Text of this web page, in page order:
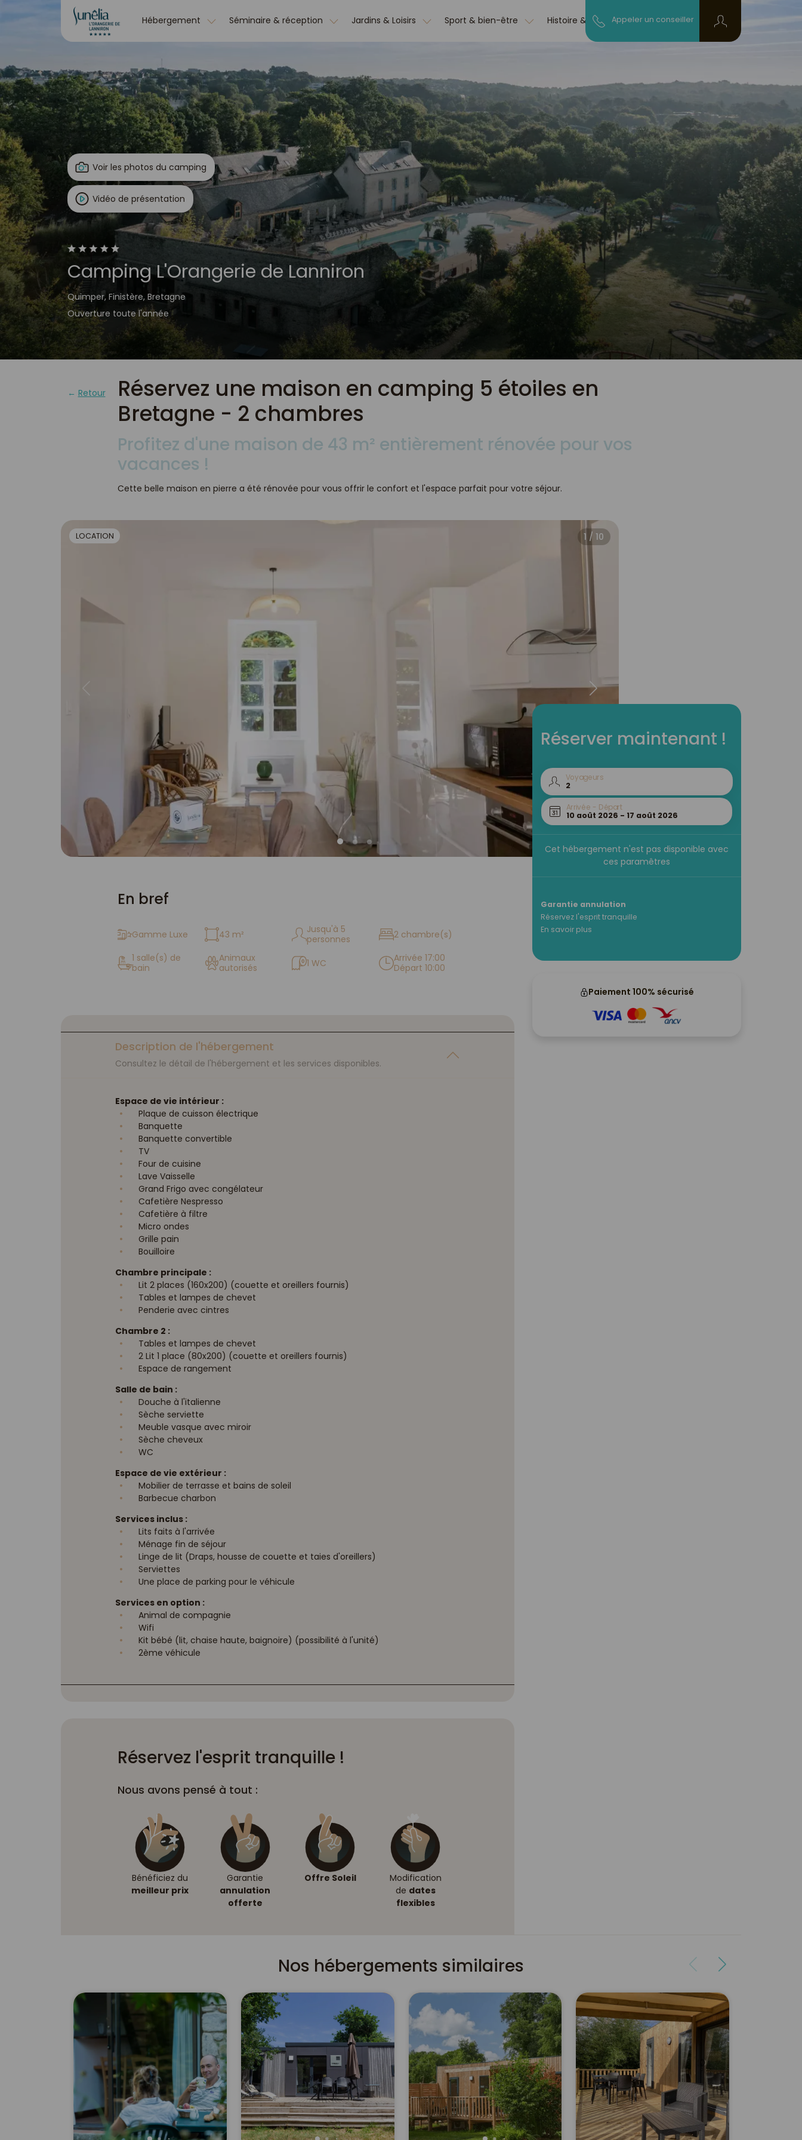
Hébergement Séminaire & réception Jardins & Loisirs Sport & bien-être Histoire & blog Appeler un conseiller
Voir les photos du camping
Vidéo de présentation
Camping L'Orangerie de Lanniron
Quimper, Finistère, Bretagne
Ouverture toute l'année
Retour
Réservez une maison en camping 5 étoiles en
Bretagne - 2 chambres
Profitez d'une maison de 43 m² entièrement rénovée pour vos
vacances !
Cette belle maison en pierre a été rénovée pour vous offrir le confort et l'espace parfait pour votre séjour.
Réserver maintenant !
Voyageurs
Arrivée - Départ
Cet hébergement n'est pas disponible avec
ces paramêtres
Garantie annulation
Réservez l'esprit tranquille
En savoir plus
Paiement 100% sécurisé
1 / 10
LOCATION
En bref
Gamme Luxe 43 m²
Jusqu'à 5
personnes
2 chambre(s)
1 salle(s) de
bain
Animaux
autorisés
1 WC
Arrivée 17:00
Départ 10:00
Description de l'hébergement
Consultez le détail de l'hébergement et les services disponibles.
Espace de vie intérieur :
Plaque de cuisson électrique
Banquette
Banquette convertible
TV
Four de cuisine
Lave Vaisselle
Grand Frigo avec congélateur
Cafetière Nespresso
Cafetière à filtre
Micro ondes
Grille pain
Bouilloire
Chambre principale :
Lit 2 places (160x200) (couette et oreillers fournis)
Tables et lampes de chevet
Penderie avec cintres
Chambre 2 :
Tables et lampes de chevet
2 Lit 1 place (80x200) (couette et oreillers fournis)
Espace de rangement
Salle de bain :
Douche à l'italienne
Sèche serviette
Meuble vasque avec miroir
Sèche cheveux
WC
Espace de vie extérieur :
Mobilier de terrasse et bains de soleil
Barbecue charbon
Services inclus :
Lits faits à l'arrivée
Ménage fin de séjour
Linge de lit (Draps, housse de couette et taies d'oreillers)
Serviettes
Une place de parking pour le véhicule
Services en option :
Animal de compagnie
Wifi
Kit bébé (lit, chaise haute, baignoire) (possibilité à l'unité)
2ème véhicule
Réservez l'esprit tranquille !
Nous avons pensé à tout :
Bénéficiez du
meilleur prix
Garantie
annulation
offerte
Offre Soleil
Modification
de dates
flexibles
Nos hébergements similaires